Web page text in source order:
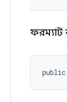
ফরম্যাট
public